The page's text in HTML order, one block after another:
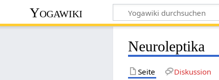
Yogawiki
Neuroleptika
Seite Diskussion